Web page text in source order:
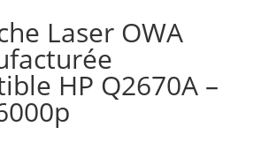
Laser OWA
HP Q2670A –